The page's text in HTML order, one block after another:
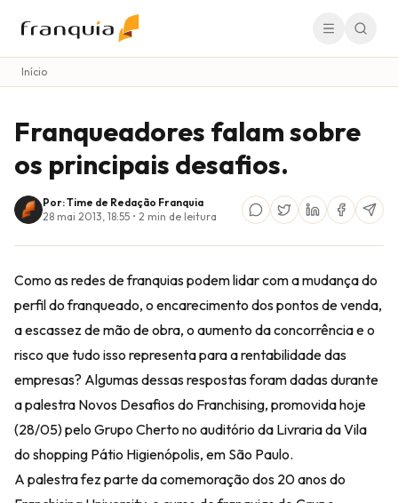
Início
Franqueadores falam sobre
os principais desafios.
Por: Time de Redação Franquia
28 mai 2013, 18:55 • 2 min de leitura
Como as redes de franquias podem lidar com a mudança do
perfil do franqueado, o encarecimento dos pontos de venda,
a escassez de mão de obra, o aumento da concorrência e o
risco que tudo isso representa para a rentabilidade das
empresas? Algumas dessas respostas foram dadas durante
a palestra Novos Desafios do Franchising, promovida hoje
(28/05) pelo Grupo Cherto no auditório da Livraria da Vila
do shopping Pátio Higienópolis, em São Paulo.
A palestra fez parte da comemoração dos 20 anos do